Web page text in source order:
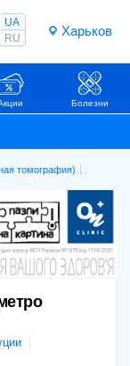
Харьков
UA
RU
Болезни
томография)